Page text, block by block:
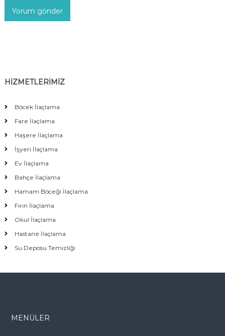
HİZMETLERİMİZ
Böcek İlaçlama
Fare İlaçlama
Haşere İlaçlama
İşyeri İlaçlama
Ev İlaçlama
Bahçe İlaçlama
Hamam Böceği İlaçlama
Fırın İlaçlama
Okul İlaçlama
Hastane İlaçlama
Su Deposu Temizliği
MENÜLER